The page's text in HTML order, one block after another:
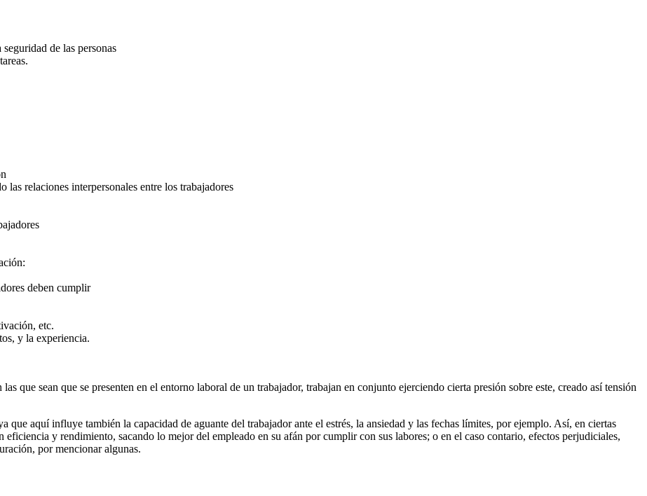
de las personas
relaciones interpersonales entre los trabajadores
deben cumplir
etc.
y la experiencia.
que sean que se presenten en el entorno laboral de un trabajador, trabajan en conjunto ejerciendo cierta presión sobre este, creado así tensión
que aquí influye también la capacidad de aguante del trabajador ante el estrés, la ansiedad y las fechas límites, por ejemplo. Así, en ciertas
eficiencia y rendimiento, sacando lo mejor del empleado en su afán por cumplir con sus labores; o en el caso contario, efectos perjudiciales,
por mencionar algunas.